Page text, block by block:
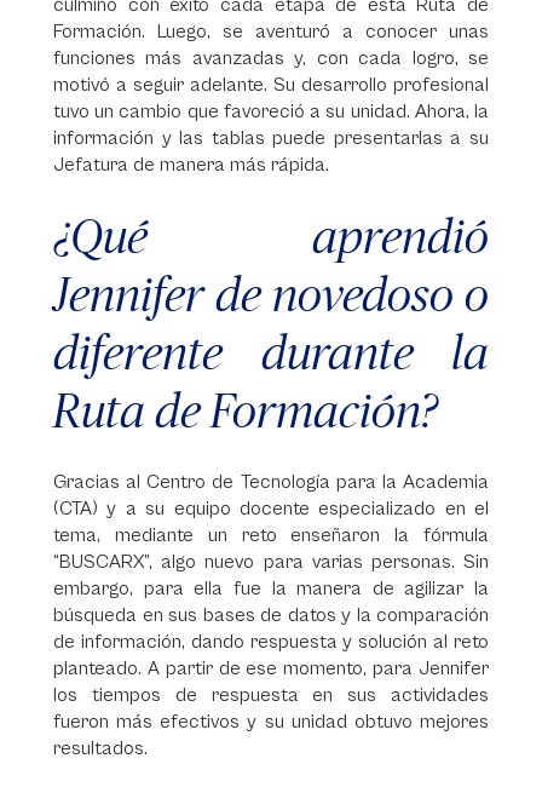
culminó con éxito cada etapa de esta Ruta de
Formación. Luego, se aventuró a conocer unas
funciones más avanzadas y, con cada logro, se
motivó a seguir adelante. Su desarrollo profesional
tuvo un cambio que favoreció a su unidad. Ahora, la
información y las tablas puede presentarlas a su
Jefatura de manera más rápida.
¿Qué aprendió
Jennifer de novedoso o
diferente durante la
Ruta de Formación?
Gracias al Centro de Tecnología para la Academia
(CTA) y a su equipo docente especializado en el
tema, mediante un reto enseñaron la fórmula
“BUSCARX”, algo nuevo para varias personas. Sin
embargo, para ella fue la manera de agilizar la
búsqueda en sus bases de datos y la comparación
de información, dando respuesta y solución al reto
planteado. A partir de ese momento, para Jennifer
los tiempos de respuesta en sus actividades
fueron más efectivos y su unidad obtuvo mejores
resultados.